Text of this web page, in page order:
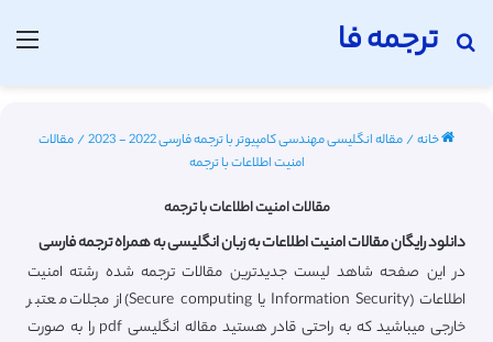
ترجمه فا
جستجو برای
خانه/مقاله انگلیسی مهندسی کامپیوتر با ترجمه فارسی 2022 - 2023 /مقالات
امنیت اطلاعات با ترجمه
مقالات امنیت اطلاعات با ترجمه
دانلود رایگان مقالات امنیت اطلاعات به زبان انگلیسی به همراه ترجمه فارسی
در این صفحه شاهد لیست جدیدترین مقالات ترجمه شده رشته امنیت
اطلاعات (Information Security یا Secure computing) از مجلات معتبر
خارجی میباشید که به راحتی قادر هستید مقاله انگلیسی pdf را به صورت